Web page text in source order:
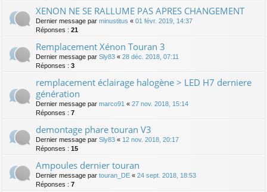
XENON NE SE RALLUME PAS APRES CHANGEMENT
Dernier message par minustitus « 01 févr. 2019, 14:37
Réponses : 21
Remplacement Xénon Touran 3
Dernier message par Sly83 « 28 déc. 2018, 07:11
Réponses : 3
remplacement éclairage halogène > LED H7 derniere
génération
Dernier message par marco91 « 27 nov. 2018, 15:14
Réponses : 7
demontage phare touran V3
Dernier message par Sly83 « 12 nov. 2018, 20:17
Réponses : 15
Ampoules dernier touran
Dernier message par touran_DE « 24 sept. 2018, 18:53
Réponses : 7